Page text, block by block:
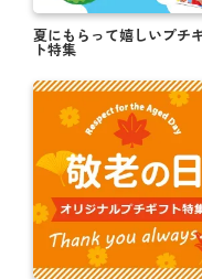
夏にもらって嬉しいプチ
ト特集